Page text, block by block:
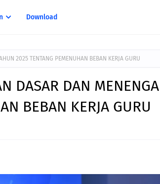
Download
2025 TENTANG PEMENUHAN BEBAN KERJA GURU
DASAR DAN
BEBAN KERJA GURU